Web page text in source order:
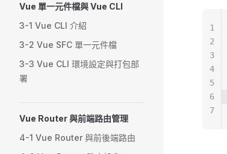
Vue 單一元件檔與 Vue CLI
3-1 Vue CLI 介紹
3-2 Vue SFC 單一元件檔
3-3 Vue CLI 環境設定與打包部
署
Vue Router 與前端路由管理
4-1 Vue Router 與前後端路由
1
2
3
4
5
6
7